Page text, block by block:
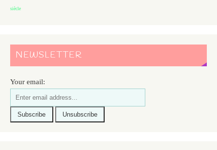
siècle
NEWSLETTER
Your email: